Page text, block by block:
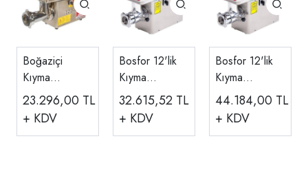
Boğaziçi
Kıyma
Makinesi 12
No BKM.12
23.296,00 TL
+ KDV
Bosfor 12'lik
Kıyma
Makinesi
Kovanı
Sökülüp
32.615,52 TL
+ KDV
Bosfor 12'lik
Kıyma
Makinesi Krom
Kafa UKM-12P
44.184,00 TL
+ KDV